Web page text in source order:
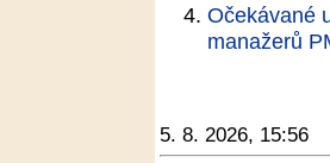
Očekávané
manažerů
5. 8. 2026, 15:56